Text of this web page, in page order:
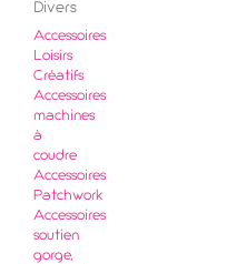
Divers
Accessoires
Loisirs
Créatifs
Accessoires
machines
à
coudre
Accessoires
Patchwork
Accessoires
soutien
gorge,